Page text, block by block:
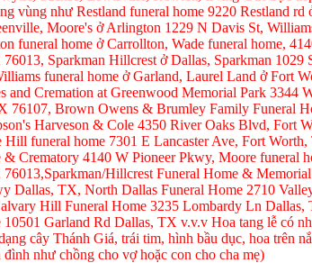
vùng như Restland funeral home 9220 Restland
Moore's ở Arlington 1229 N Davis St,
funeral home ở Carrollton, Wade funeral home,
Sparkman Hillcrest ở Dallas, Sparkman 1029
funeral home ở Garland, Laurel Land ở Fort
and Cremation at Greenwood Memorial Park 3344
76107, Brown Owens & Brumley Family Funeral
Harveson & Cole 4350 River Oaks Blvd, Fort
Hill funeral home 7301 E Lancaster Ave, Fort
& Crematory 4140 W Pioneer Pkwy, Moore funeral
Hillcrest Funeral Home &
Dallas, TX, North Dallas Funeral Home 2710
Hill Funeral Home 3235 Lombardy Ln Dallas,
10501 Garland Rd Dallas, TX v.v.v Hoa tang lễ có
cây Thánh Giá, trái tim, hình bầu dục, hoa trên
đình như chồng cho vợ hoặc con cho cha mẹ)